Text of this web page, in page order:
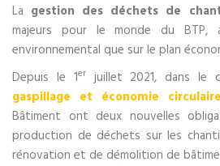
La gestion des déchets de
majeurs pour le monde du BTP,
environnemental que sur le plan
Depuis le 1erjuillet 2021, dans le
gaspillage et économie
Bâtiment ont deux nouvelles
production de déchets sur les
rénovation et de démolition de